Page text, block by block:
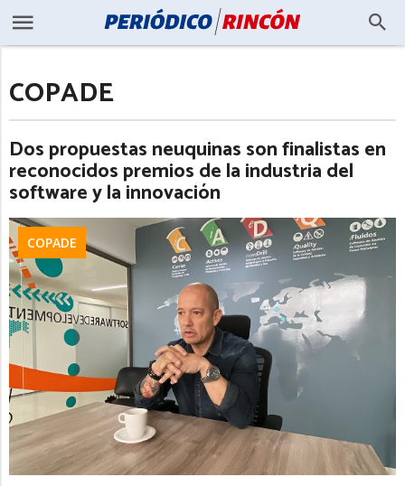
COPADE
Dos propuestas neuquinas son finalistas en
reconocidos premios de la industria del
software y la innovación
COPADE